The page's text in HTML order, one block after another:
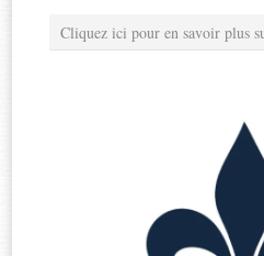
Cliquez ici pour en savoir plus